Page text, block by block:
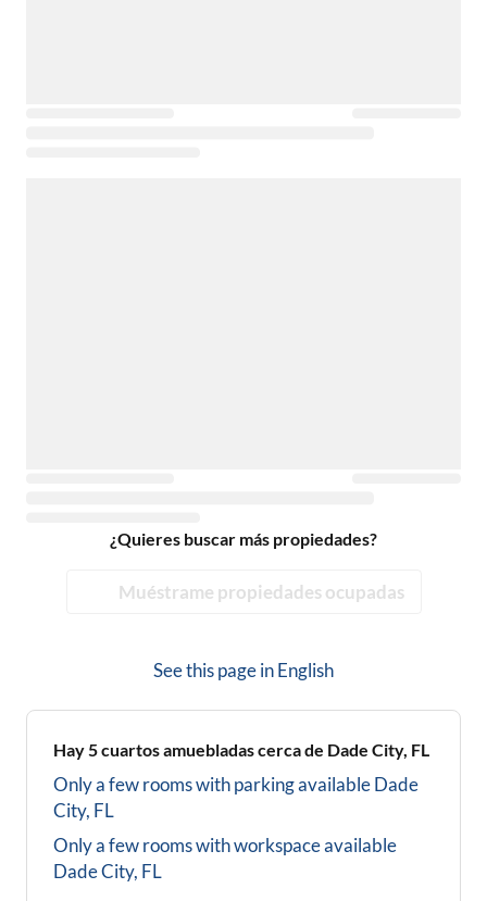
¿Quieres buscar más propiedades?
Muéstrame propiedades ocupadas
See this page inEnglish
Hay5cuartos amuebladas cerca de Dade City, FL
Only a few rooms with parking availableDade
City, FL
Only a few rooms with workspace available
Dade City, FL